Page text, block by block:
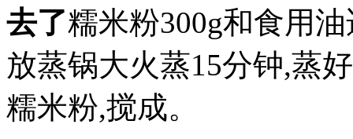
去了糯米粉300g和食用
放蒸锅大火蒸15分钟,蒸
糯米粉,搅成。